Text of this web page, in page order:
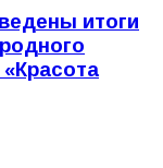
итоги
«Красота